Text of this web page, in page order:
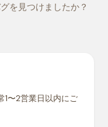
を見つけましたか？
1〜2営業日以内にご